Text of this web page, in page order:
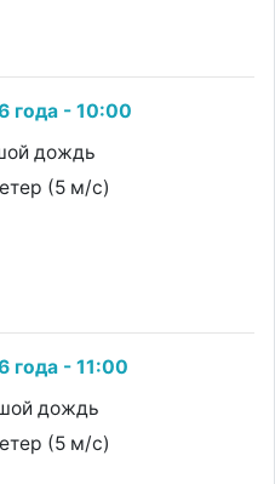
года - 10:00
дождь
(5 м/с)
года - 11:00
дождь
(5 м/с)